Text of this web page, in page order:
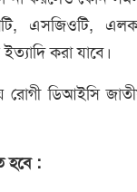
এসজিওটি,
করা যাবে।
ডিআইসি জাতীয়
হবে :